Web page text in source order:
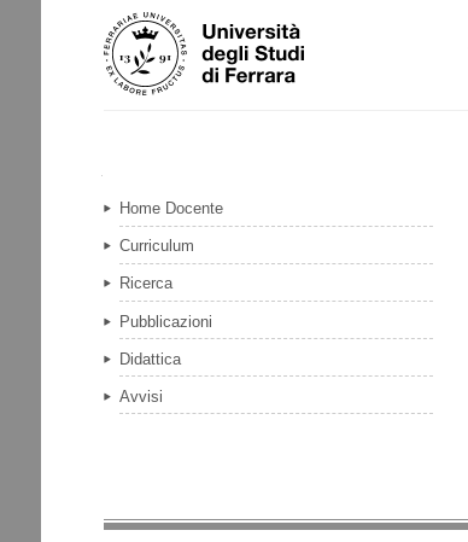
Salta
ai
contenuti.
Strumenti
personali
Home Docente
Curriculum
Ricerca
Pubblicazioni
Didattica
Avvisi